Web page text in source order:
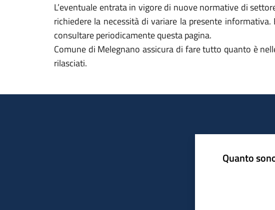
L’eventuale entrata in vigore di nuove normative di
richiedere la necessità di variare la presente
consultare periodicamente questa pagina.
Comune di Melegnano assicura di fare tutto quanto è
rilasciati.
Quanto